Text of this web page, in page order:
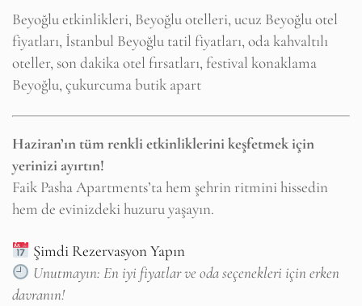
Beyoğlu etkinlikleri, Beyoğlu otelleri, ucuz Beyoğlu otel
fiyatları, İstanbul Beyoğlu tatil fiyatları, oda kahvaltılı
oteller, son dakika otel fırsatları, festival konaklama
Beyoğlu, çukurcuma butik apart
Haziran’ın tüm renkli etkinliklerini keşfetmek için
yerinizi ayırtın!
Faik Pasha Apartments’ta hem şehrin ritmini hissedin
hem de evinizdeki huzuru yaşayın.
Şimdi Rezervasyon Yapın
Unutmayın: En iyi fiyatlar ve oda seçenekleri için erken
davranın!